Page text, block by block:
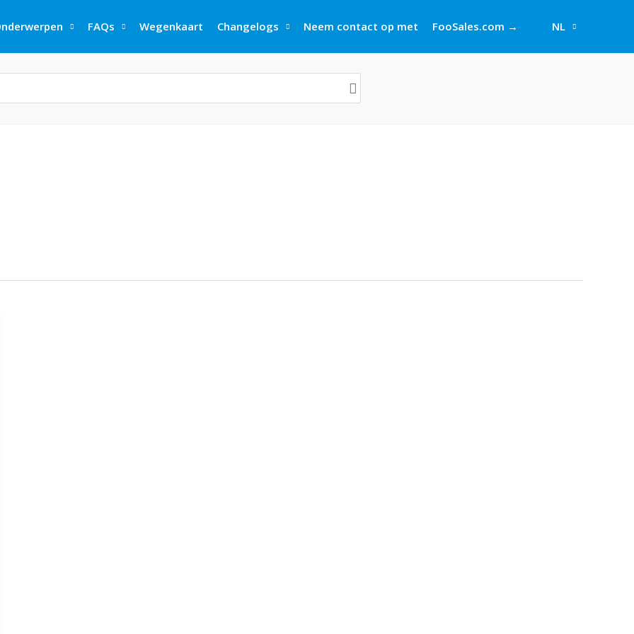
FAQs Wegenkaart Changelogs Neem contact op met FooSales.com → NL